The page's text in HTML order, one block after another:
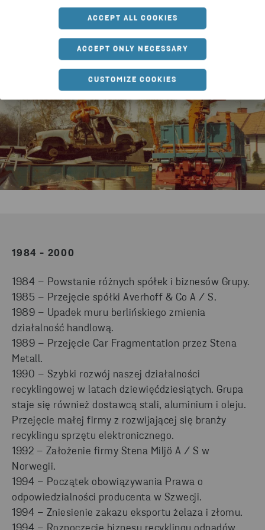
ACCEPT ALL COOKIES
ACCEPT ONLY NECESSARY
CUSTOMIZE COOKIES
1984 - 2000
1984 – Powstanie różnych spółek i biznesów Grupy.
1985 – Przejęcie spółki Averhoff & Co A / S.
1989 – Upadek muru berlińskiego zmienia
działalność handlową.
1989 – Przejęcie Car Fragmentation przez Stena
Metall.
1990 – Szybki rozwój naszej działalności
recyklingowej w latach dziewięćdziesiątych. Grupa
staje się również dostawcą stali, aluminium i oleju.
Przejęcie małej firmy z rozwijającej się branży
recyklingu sprzętu elektronicznego.
1992 – Założenie firmy Stena Miljö A / S w
Norwegii.
1994 – Początek obowiązywania Prawa o
odpowiedzialności producenta w Szwecji.
1994 – Zniesienie zakazu eksportu żelaza i złomu.